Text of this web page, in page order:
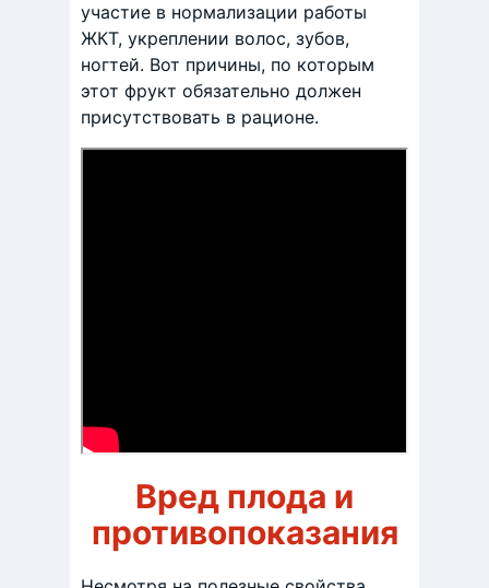
участие в нормализации работы
ЖКТ, укреплении волос, зубов,
ногтей. Вот причины, по которым
этот фрукт обязательно должен
присутствовать в рационе.
Вред плода и
противопоказания